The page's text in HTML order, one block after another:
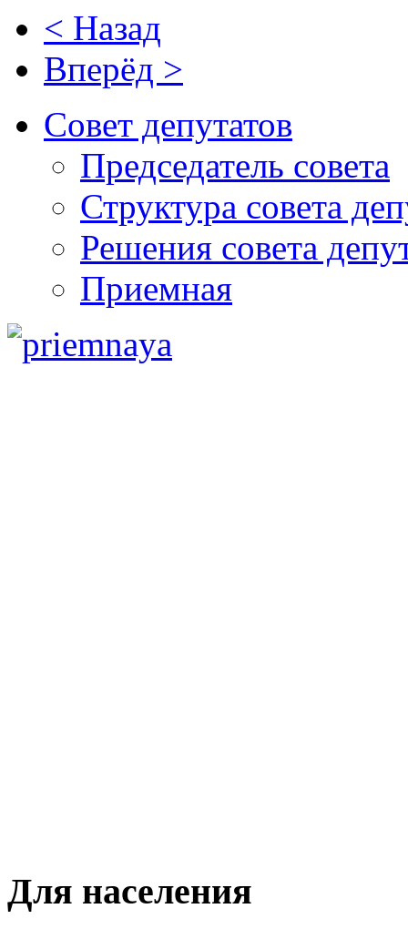
< Назад
Вперёд >
Совет депутатов
Председатель совета
Структура совета
Решения совета
Приемная
Для населения